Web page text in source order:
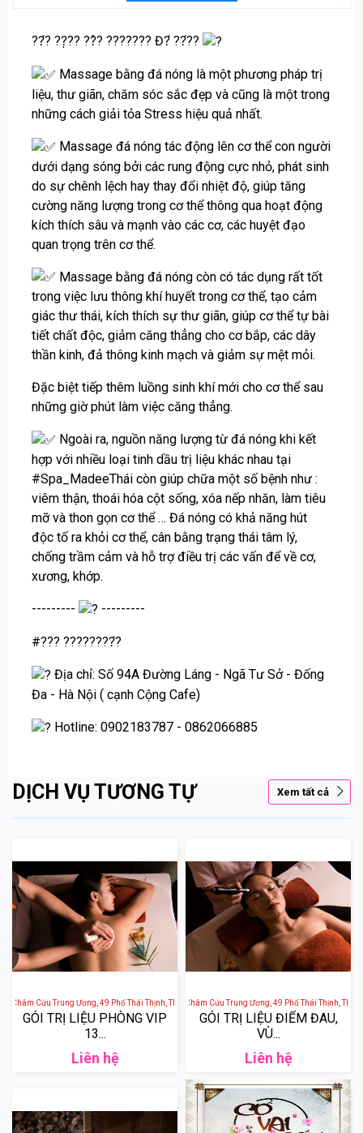
??́? ??̣?? ??̉? ??????? Đ?́ ??́??
Massage bằng đá nóng là một phương pháp trị
liệu, thư giãn, chăm sóc sắc đẹp và cũng là một trong
những cách giải tỏa Stress hiệu quả nhất.
Massage đá nóng tác động lên cơ thể con người
dưới dạng sóng bởi các rung động cực nhỏ, phát sinh
do sự chênh lệch hay thay đổi nhiệt độ, giúp tăng
cường năng lượng trong cơ thể thông qua hoạt động
kích thích sâu và mạnh vào các cơ, các huyệt đạo
quan trọng trên cơ thể.
Massage bằng đá nóng còn có tác dụng rất tốt
trong việc lưu thông khí huyết trong cơ thể, tạo cảm
giác thư thái, kích thích sự thư giãn, giúp cơ thể tự bài
tiết chất độc, giảm căng thẳng cho cơ bắp, các dây
thần kinh, đả thông kinh mạch và giảm sự mệt mỏi.
Đặc biệt tiếp thêm luồng sinh khí mới cho cơ thể sau
những giờ phút làm việc căng thẳng.
Ngoài ra, nguồn năng lượng từ đá nóng khi kết
hợp với nhiều loại tinh dầu trị liệu khác nhau tại
#Spa_MadeeThái còn giúp chữa một số bệnh như :
viêm thận, thoái hóa cột sống, xóa nếp nhăn, làm tiêu
mỡ và thon gọn cơ thể … Đá nóng có khả năng hút
độc tố ra khỏi cơ thể, cân bằng trạng thái tâm lý,
chống trầm cảm và hỗ trợ điều trị các vấn để về cơ,
xương, khớp.
--------- ---------
#??? ????????́?
Địa chỉ: Số 94A Đường Láng - Ngã Tư Sở - Đống
Đa - Hà Nội ( cạnh Cộng Cafe)
Hotline: 0902183787 - 0862066885
DỊCH VỤ TƯƠNG TỰ Xem tất cả
Châm Cứu Trung Ương, 49 Phố Thái Thịnh, Thịnh Quang, Đống Đa, Hà Nội, Việt Nam
GÓI TRỊ LIỆU PHÒNG VIP
13...
Liên hệ
Sen Tài Thu - Bệnh Viện Châm Cứu Trung Ương, 49 Phố Thái Thịnh,
GÓI TRỊ LIỆU ĐIỂM ĐAU,
VÙ...
Liên hệ